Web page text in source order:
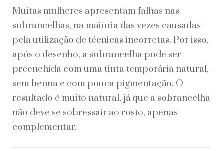
Muitas mulheres apresentam falhas nas
sobrancelhas, na maioria das vezes causadas
pela utilização de técnicas incorretas. Por isso,
após o desenho, a sobrancelha pode ser
preenchida com uma tinta temporária natural,
sem henna e com pouca pigmentação. O
resultado é muito natural, já que a sobrancelha
não deve se sobressair ao rosto, apenas
complementar.